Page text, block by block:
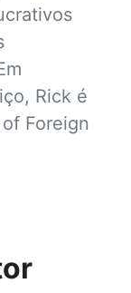
Rick é
Foreign